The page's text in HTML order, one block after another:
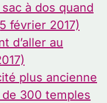
à dos quand
février 2017)
d’aller au
plus ancienne
de 300 temples